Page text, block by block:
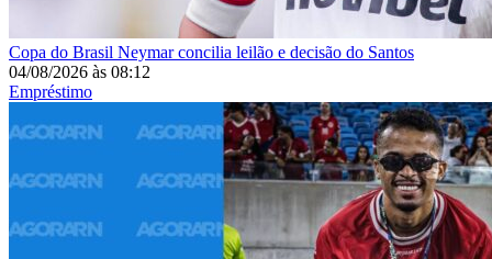
Copa do Brasil Neymar concilia leilão e decisão do Santos
04/08/2026 às 08:12
Empréstimo